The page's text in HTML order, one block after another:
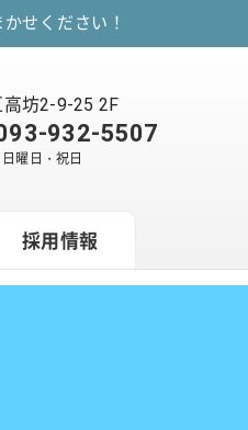
せください！
坊2-9-25 2F
932-5507
曜日・祝日
採用情報